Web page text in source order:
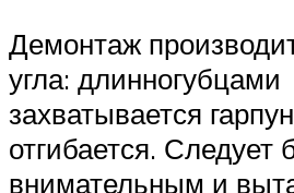
Демонтаж
угла: длинногубцами
захватывается
отгибается. Следует
внимательным и